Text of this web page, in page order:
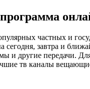
частных и
сегодня, завтра и
и другие передачи.
тв каналы